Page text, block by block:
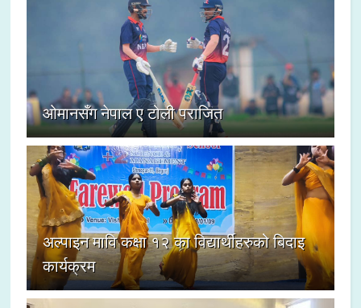
ओमानसँग नेपाल ए टोली पराजित
अल्पाइन मावि कक्षा १२ का विद्यार्थीहरुको बिदाइ
कार्यक्रम